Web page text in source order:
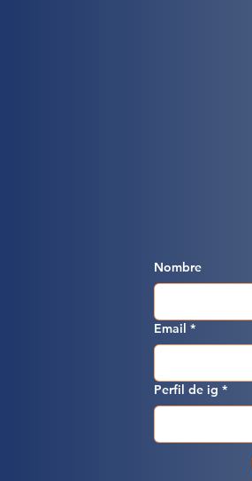
Nombre
Email *
Perfil de ig *